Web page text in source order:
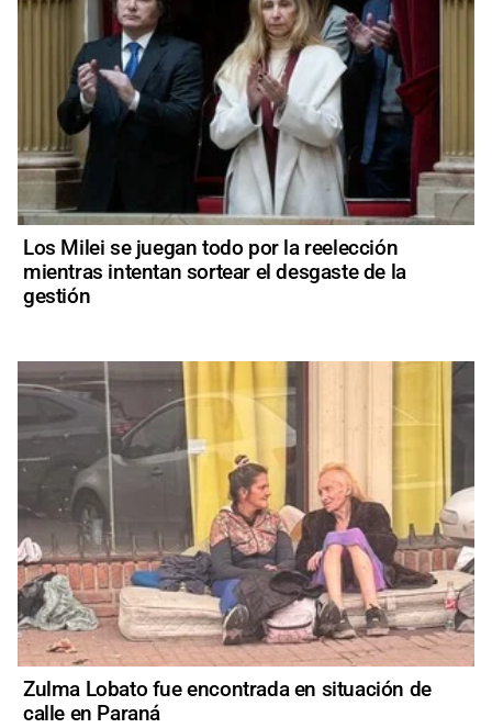
Los Milei se juegan todo por la reelección
mientras intentan sortear el desgaste de la
gestión
Zulma Lobato fue encontrada en situación de
calle en Paraná